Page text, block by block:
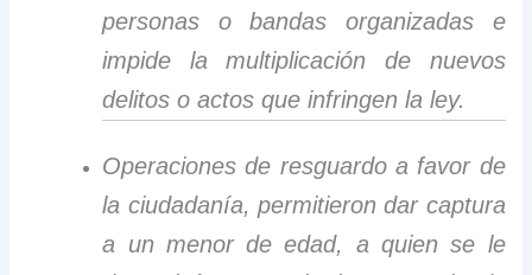
personas o bandas organizadas e
impide la multiplicación de nuevos
delitos o actos que infringen la ley.
Operaciones de resguardo a favor de
la ciudadanía, permitieron dar captura
a un menor de edad, a quien se le